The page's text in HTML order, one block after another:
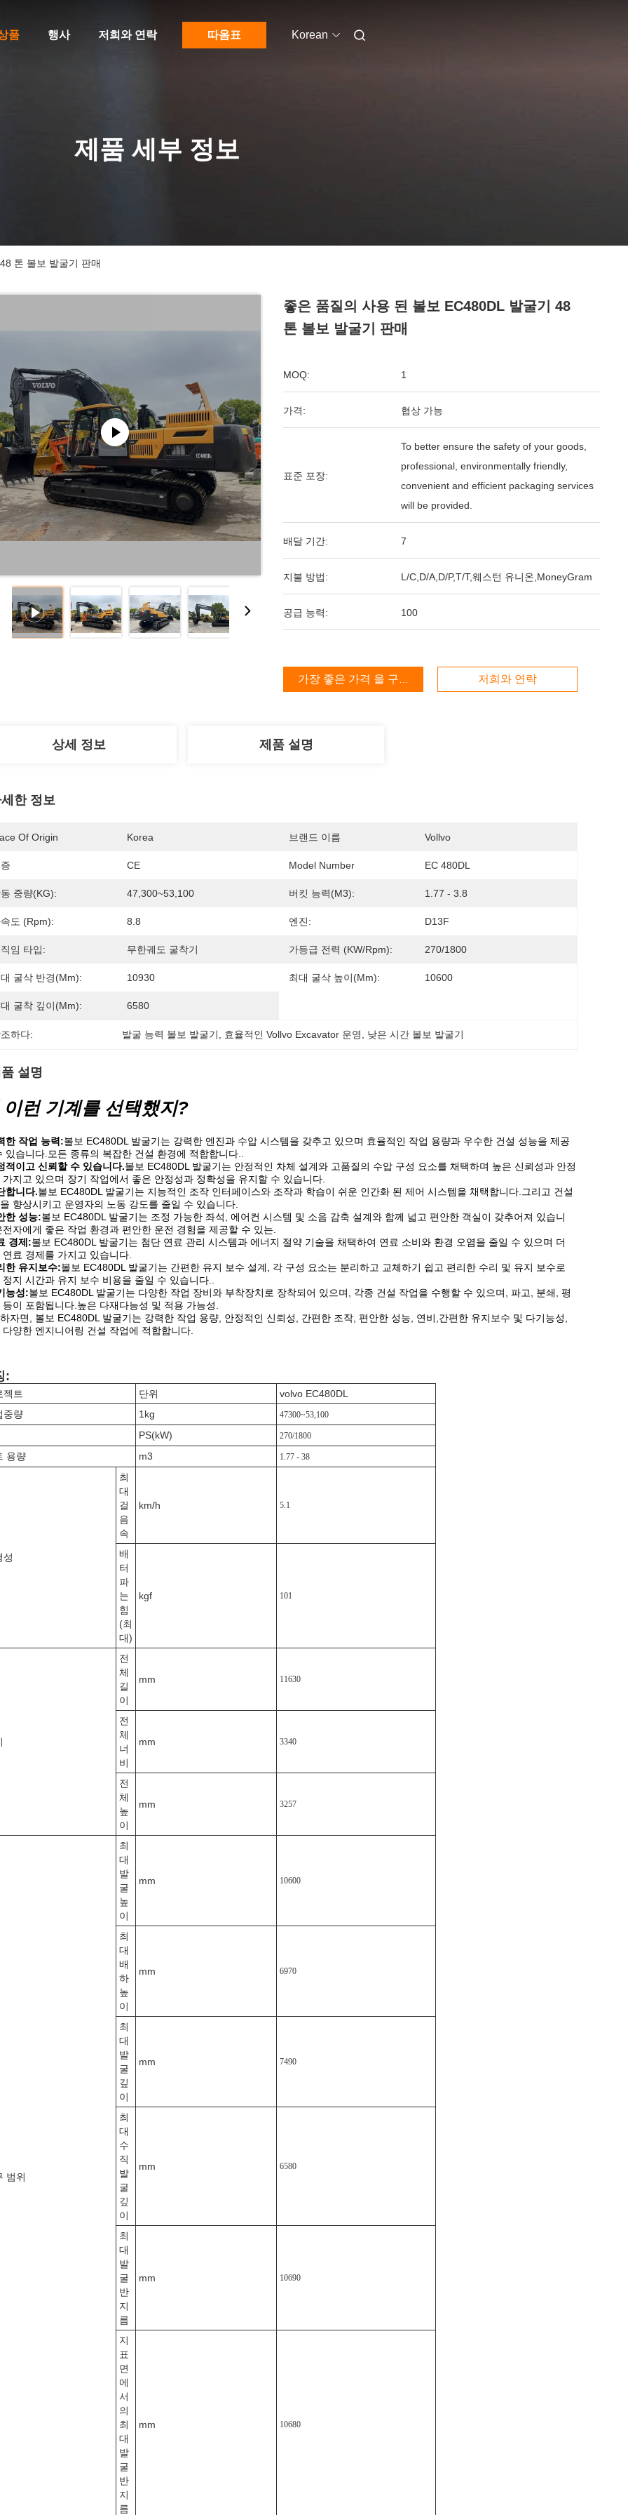
품 행사 저희와 연락 따옴표 Korean
제품 세부 정보
톤 볼보 발굴기 판매
좋은 품질의 사용 된 볼보 EC480DL 발굴기 48
톤 볼보 발굴기 판매
MOQ: 1
가격: 협상 가능
표준 포장:
To better ensure the safety of your goods,
professional, environmentally friendly,
convenient and efficient packaging services
will be provided.
배달 기간: 7
지불 방법: L/C,D/A,D/P,T/T,웨스턴 유니온,MoneyGram
공급 능력: 100
가장 좋은 가격 을 구하라 저희와 연락
상세 정보 제품 설명
한 정보
Of Origin Korea 브랜드 이름 Vollvo
CE Model Number EC 480DL
중량(KG): 47,300~53,100 버킷 능력(m3): 1.77 - 3.8
도 (rpm): 8.8 엔진: D13F
임 타입: 무한궤도 굴착기 가등급 전력 (kW/rpm): 270/1800
굴삭 반경(mm): 10930 최대 굴삭 높이(mm): 10600
굴착 깊이(mm): 6580
하다: 발굴 능력 볼보 발굴기 효율적인 Vollvo Excavator 운영 낮은 시간 볼보 발굴기
설명
런 기계를 선택했지?
한 작업 능력:볼보 EC480DL 발굴기는 강력한 엔진과 수압 시스템을 갖추고 있으며 효율적인 작업 용량과 우수한 건설 성능을 제공
있습니다.모든 종류의 복잡한 건설 환경에 적합합니다..
적이고 신뢰할 수 있습니다.볼보 EC480DL 발굴기는 안정적인 차체 설계와 고품질의 수압 구성 요소를 채택하며 높은 신뢰성과 안정
가지고 있으며 장기 작업에서 좋은 안정성과 정확성을 유지할 수 있습니다.
합니다.볼보 EC480DL 발굴기는 지능적인 조작 인터페이스와 조작과 학습이 쉬운 인간화 된 제어 시스템을 채택합니다.그리고 건설
향상시키고 운영자의 노동 강도를 줄일 수 있습니다.
한 성능:볼보 EC480DL 발굴기는 조정 가능한 좌석, 에어컨 시스템 및 소음 감축 설계와 함께 넓고 편안한 객실이 갖추어져 있습니
전자에게 좋은 작업 환경과 편안한 운전 경험을 제공할 수 있는.
경제:볼보 EC480DL 발굴기는 첨단 연료 관리 시스템과 에너지 절약 기술을 채택하여 연료 소비와 환경 오염을 줄일 수 있으며 더
연료 경제를 가지고 있습니다.
한 유지보수:볼보 EC480DL 발굴기는 간편한 유지 보수 설계, 각 구성 요소는 분리하고 교체하기 쉽고 편리한 수리 및 유지 보수로
정지 시간과 유지 보수 비용을 줄일 수 있습니다..
능성:볼보 EC480DL 발굴기는 다양한 작업 장비와 부착장치로 장착되어 있으며, 각종 건설 작업을 수행할 수 있으며, 파고, 분쇄, 평
등이 포함됩니다.높은 다재다능성 및 적용 가능성.
자면, 볼보 EC480DL 발굴기는 강력한 작업 용량, 안정적인 신뢰성, 간편한 조작, 편안한 성능, 연비,간편한 유지보수 및 다기능성,
다양한 엔지니어링 건설 작업에 적합합니다.
:
젝트 단위
volvo EC480DL
중량
1kg 47300~53,100
PS(kW) 270/1800
용량 m3 1.77 - 38
성
최
대
걸
음
속
km/h 5.1
배
터
파
는
힘
(최
대)
kgf 101
전
체
길
이
mm 11630
전
체
너
비
mm 3340
전
체
높
이
mm 3257
범위
최
대
발
굴
높
이
mm 10600
최
대
배
하
높
이
mm 6970
최
대
발
굴
깊
이
mm 7490
최
대
수
직
발
굴
깊
이
mm 6580
최
대
발
굴
반
지
름
mm 10690
지
표
면
에
서
의
최
대
발
굴
반
지
름
mm 10680